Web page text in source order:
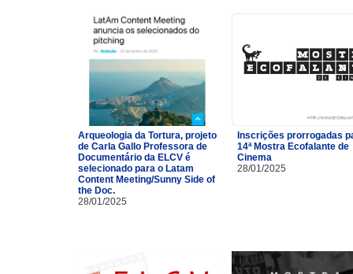
Arqueologia da Tortura, projeto
de Carla Gallo Professora de
Documentário da ELCV é
selecionado para o Latam
Content Meeting/Sunny Side of
the Doc.
28/01/2025
Inscrições prorrogadas
14ª Mostra Ecofalante de
Cinema
28/01/2025